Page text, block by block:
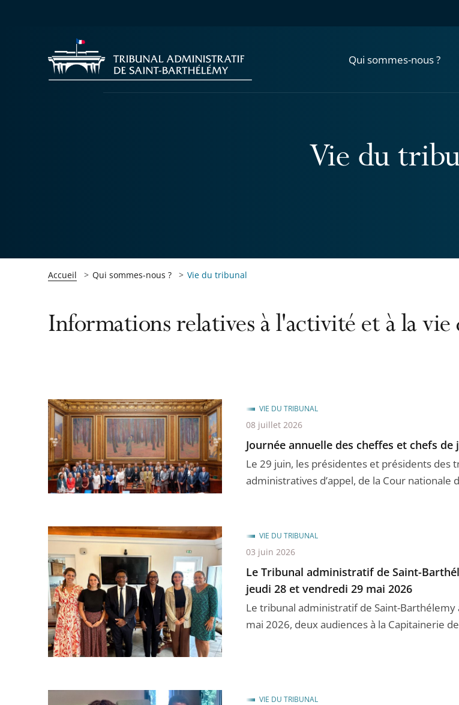
Qui sommes-nous ?
Vie du
Accueil Qui sommes-nous ? Vie du tribunal
Informations relatives à l'activité et à la
Journée annuelle des cheffes et chefs
Le 29 juin, les présidentes et présidents des
administratives d’appel, de la Cour nationale
VIE DU TRIBUNAL
08 juillet 2026
Le Tribunal administratif de Saint-
jeudi 28 et vendredi 29 mai 2026
Le tribunal administratif de Saint-
mai 2026, deux audiences à la Capitainerie de
VIE DU TRIBUNAL
03 juin 2026
VIE DU TRIBUNAL